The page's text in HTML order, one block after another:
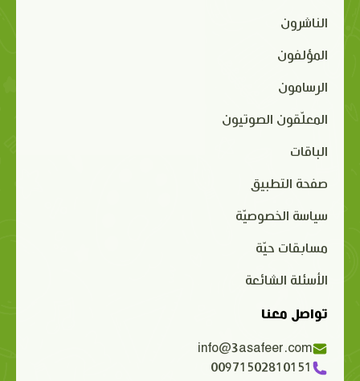
الناشرون
المؤلفون
الرسامون
المعلّقون الصوتيون
الباقات
صفحة التطبيق
سياسة الخصوصيّة
مسابقات حيّة
الأسئلة الشائعة
تواصل معنا
info@3asafeer.com
00971502810151